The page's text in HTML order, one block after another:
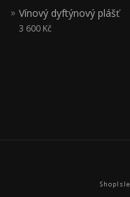
Vínový dyftýnový plášť
3 600 Kč
ShopIsle